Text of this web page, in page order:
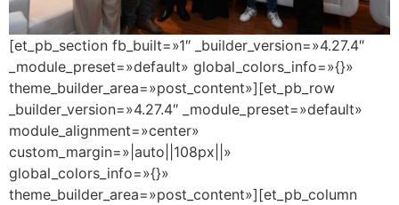
[et_pb_section fb_built=»1″ _builder_version=»4.27.4″
_module_preset=»default» global_colors_info=»{}»
theme_builder_area=»post_content»][et_pb_row
_builder_version=»4.27.4″ _module_preset=»default»
module_alignment=»center»
custom_margin=»|auto||108px||»
global_colors_info=»{}»
theme_builder_area=»post_content»][et_pb_column